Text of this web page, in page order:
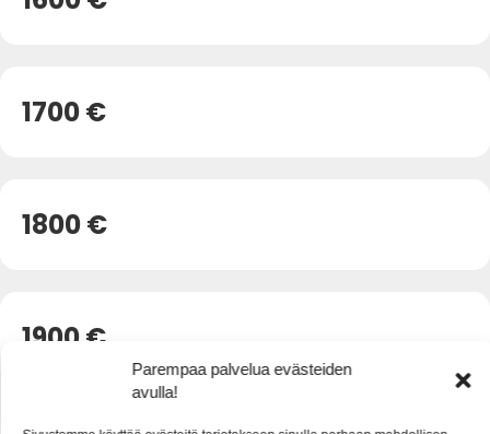
Parempaa palvelua evästeiden
avulla!
1700 €
1800 €
1900 €